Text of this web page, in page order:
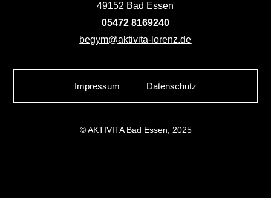
49152 Bad Essen
05472 8169240
begym@aktivita-lorenz.de
Impressum Datenschutz
© AKTIVITA Bad Essen, 2025